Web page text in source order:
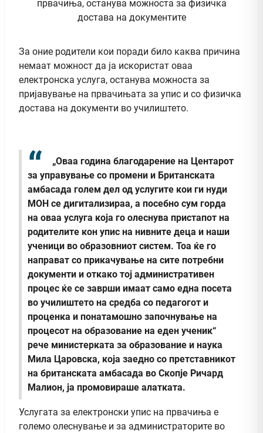
За оние родители кои поради било каква причина
немаат можност да ја искористат оваа
електронска услуга, останува можноста за
пријавување на првачињата за упис и со физичка
достава на документи во училиштето.
„Оваа година благодарение на Центарот
за управување со промени и Британската
амбасада голем дел од услугите кои ги нуди
МОН се дигитализираа, а посебно сум горда
на оваа услуга која го олеснува пристапот на
родителите кон упис на нивните деца и наши
ученици во образовниот систем. Тоа ќе го
направат со прикачување на сите потребни
документи и откако тој административен
процес ќе се заврши имаат само една посета
во училиштето на средба со педагогот и
проценка и понатамошно започнување на
процесот на образование на еден ученик“
рече министерката за образование и наука
Мила Царовска, која заедно со претставникот
на британската амбасада во Скопје Ричард
Малион, ја промовираше алатката.
Услугата за електронски упис на првачиња е
големо олеснување и за администраторите во